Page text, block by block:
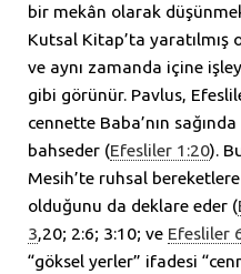
bir mekân olarak
Kutsal Kitap’ta yaratılmış
ve aynı zamanda içine
gibi görünür. Pavlus,
cennette Baba’nın
bahseder (Efesliler 1:20).
Mesih’te ruhsal
olduğunu da deklare eder (
3,20; 2:6; 3:10; ve Efesliler
“göksel yerler” ifadesi